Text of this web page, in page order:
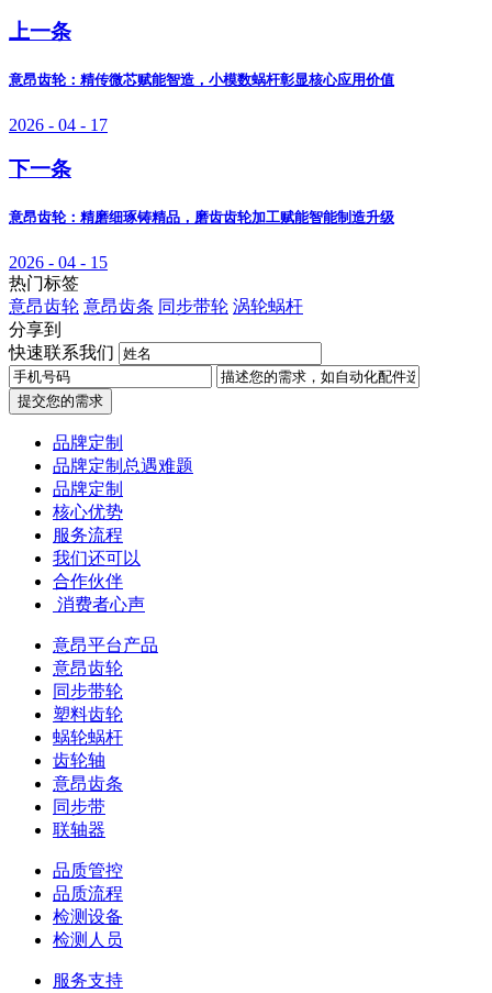
上一条
意昂齿轮：精传微芯赋能智造，小模数蜗杆彰显核心应用价值
2026 - 04 - 17
下一条
意昂齿轮：精磨细琢铸精品，磨齿齿轮加工赋能智能制造升级
2026 - 04 - 15
热门标签
意昂齿轮 意昂齿条 同步带轮 涡轮蜗杆
分享到
快速联系我们
提交您的需求
品牌定制
品牌定制总遇难题
品牌定制
核心优势
服务流程
我们还可以
合作伙伴
​ 消费者心声
意昂平台产品
意昂齿轮
同步带轮
塑料齿轮
蜗轮蜗杆
齿轮轴
意昂齿条
同步带
联轴器
品质管控
品质流程
检测设备
检测人员
服务支持